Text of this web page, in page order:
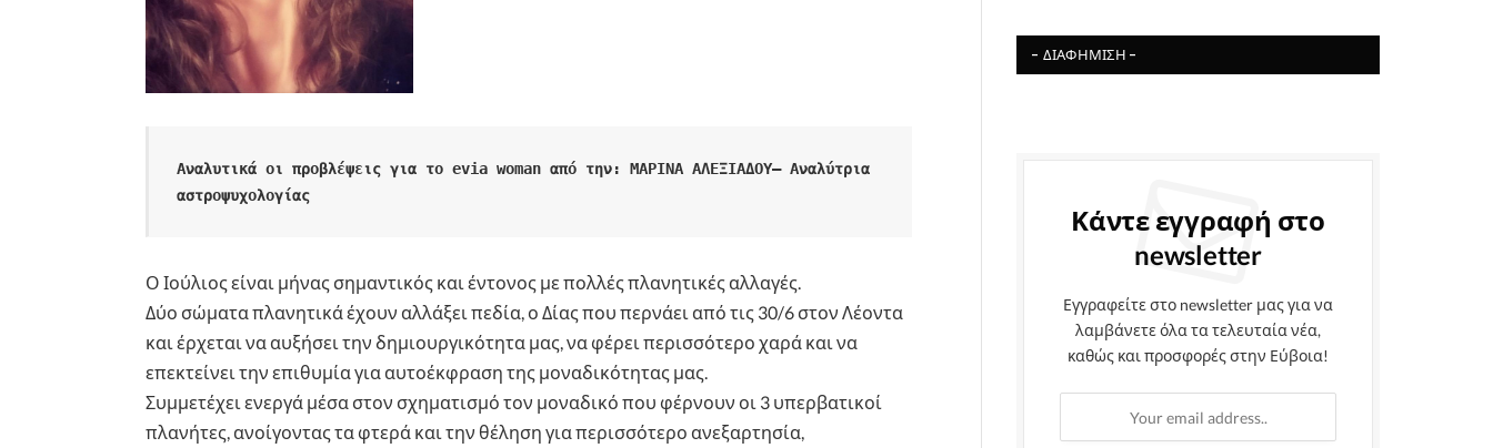
Αναλυτικά οι προβλέψεις για το evia woman από την: ΜΑΡΙΝΑ ΑΛΕΞΙΑΔΟΥ– Αναλύτρια
αστροψυχολογίας
Ο Ιούλιος είναι μήνας σημαντικός και έντονος με πολλές πλανητικές αλλαγές.
Δύο σώματα πλανητικά έχουν αλλάξει πεδία, ο Δίας που περνάει από τις 30/6 στον Λέοντα
και έρχεται να αυξήσει την δημιουργικότητα μας, να φέρει περισσότερο χαρά και να
επεκτείνει την επιθυμία για αυτοέκφραση της μοναδικότητας μας.
Συμμετέχει ενεργά μέσα στον σχηματισμό τον μοναδικό που φέρνουν οι 3 υπερβατικοί
πλανήτες, ανοίγοντας τα φτερά και την θέληση για περισσότερο ανεξαρτησία,
- ΔΙΑΦΉΜΙΣΗ -
Κάντε εγγραφή στο
newsletter
Εγγραφείτε στο newsletter μας για να
λαμβάνετε όλα τα τελευταία νέα,
καθώς και προσφορές στην Εύβοια!